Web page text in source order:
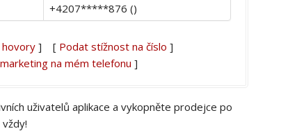
+4207*****876 ()
] [ Podat stížnost na číslo ]
na mém telefonu ]
uživatelů aplikace a vykopněte prodejce po